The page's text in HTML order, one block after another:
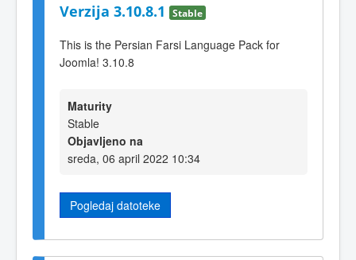
Verzija 3.10.8.1 Stable
This is the Persian Farsi Language Pack for
Joomla! 3.10.8
Maturity
Stable
Objavljeno na
sreda, 06 april 2022 10:34
Pogledaj datoteke